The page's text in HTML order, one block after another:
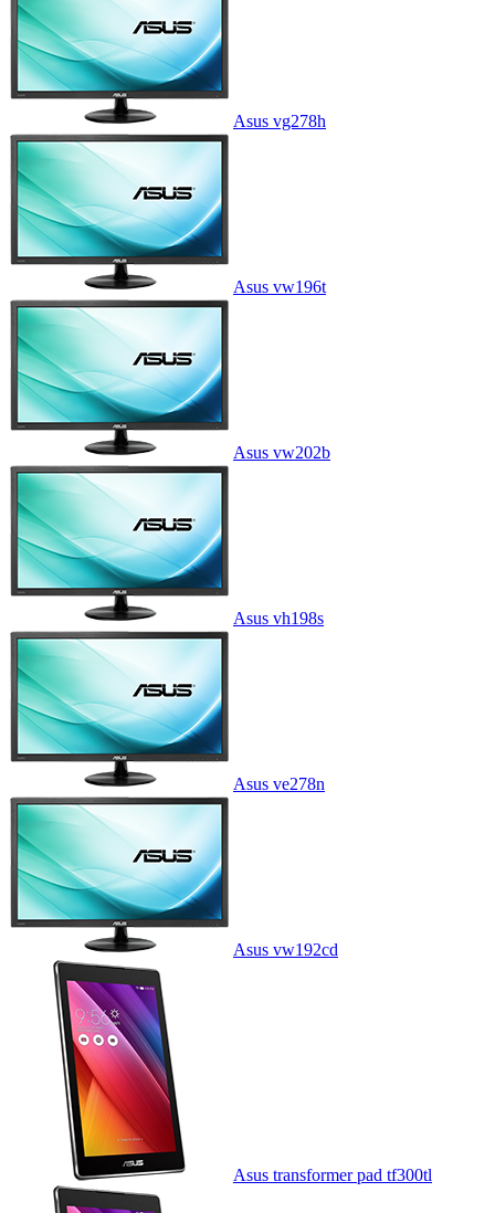
Asus vg278h
Asus vw196t
Asus vw202b
Asus vh198s
Asus ve278n
Asus vw192cd
Asus transformer pad tf300tl